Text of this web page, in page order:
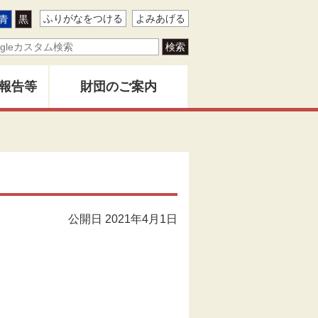
黒 ふりがなをつける よみあげる
告等 財団のご案内
公開日 2021年4月1日